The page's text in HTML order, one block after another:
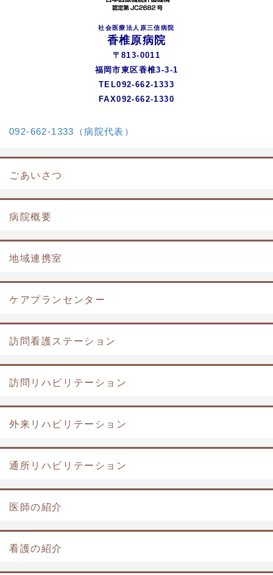
社会医療法人原三信病院
香椎原病院
〒813-0011
福岡市東区香椎3-3-1
TEL092-662-1333
FAX092-662-1330
092-662-1333（病院代表）
ごあいさつ
病院概要
地域連携室
ケアプランセンター
訪問看護ステーション
訪問リハビリテーション
外来リハビリテーション
通所リハビリテーション
医師の紹介
看護の紹介